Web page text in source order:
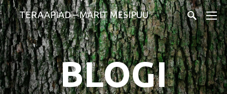
TERAAPIAD – MARIT MESIPUU
BLOGI